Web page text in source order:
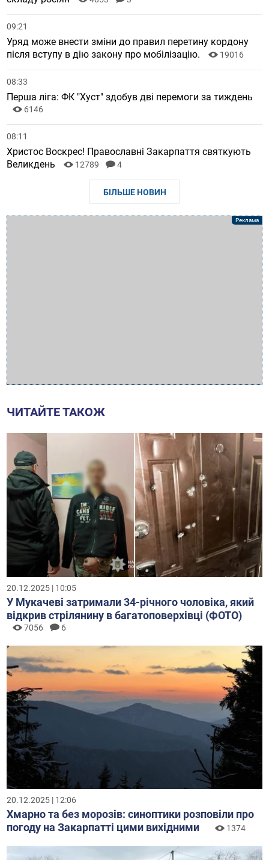
09:21
Уряд може внести зміни до правил перетину кордону
після вступу в дію закону про мобілізацію.
19016
08:33
Перша ліга: ФК "Хуст" здобув дві перемоги за тиждень
6146
08:11
Христос Воскрес! Православні Закарпаття святкують
Великдень
12789 4
БІЛЬШЕ НОВИН
ЧИТАЙТЕ ТАКОЖ
20.12.2025 | 10:05
У Мукачеві затримали 34-річного чоловіка, який
відкрив стрілянину в багатоповерхівці (ФОТО)
7056 6
20.12.2025 | 12:06
Хмарно та без морозів: синоптики розповіли про
погоду на Закарпатті цими вихідними
1374